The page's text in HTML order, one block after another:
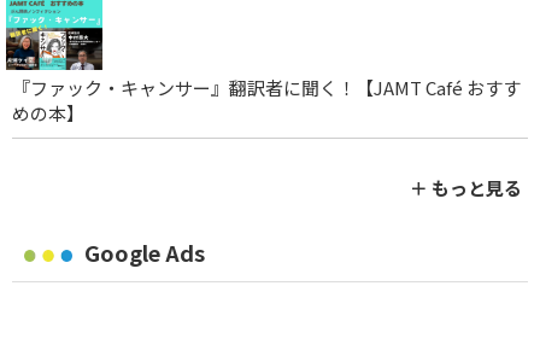
『ファック・キャンサー』翻訳者に聞く！【JAMT Café おすす
めの本】
＋ もっと見る
Google Ads